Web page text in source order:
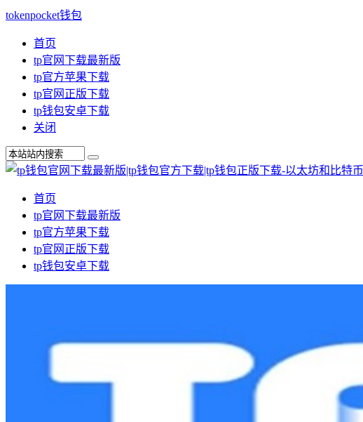
tokenpocket钱包
首页
tp官网下载最新版
tp官方苹果下载
tp官网正版下载
tp钱包安卓下载
关闭
首页
tp官网下载最新版
tp官方苹果下载
tp官网正版下载
tp钱包安卓下载